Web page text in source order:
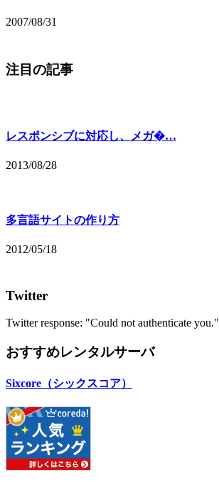
2007/08/31
注目の記事
レスポンシブに対応し、メガ�…
2013/08/28
多言語サイトの作り方
2012/05/18
Twitter
Twitter response: "Could not authenticate you."
おすすめレンタルサーバ
Sixcore（シックスコア）